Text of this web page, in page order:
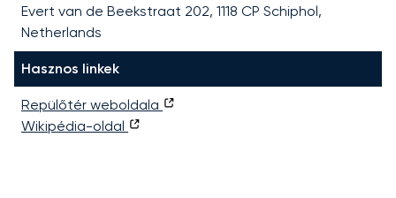
Evert van de Beekstraat 202, 1118 CP Schiphol,
Netherlands
Hasznos linkek
Repülőtér weboldala
Wikipédia-oldal